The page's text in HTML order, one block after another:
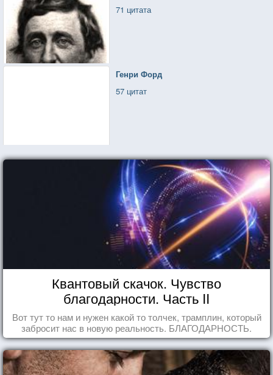
71 цитата
Генри Форд
57 цитат
Квантовый скачок. Чувство
благодарности. Часть II
Вот тут то нам и нужен какой то толчек, трамплин, который
забросит нас в новую реальность. БЛАГОДАРНОСТЬ.